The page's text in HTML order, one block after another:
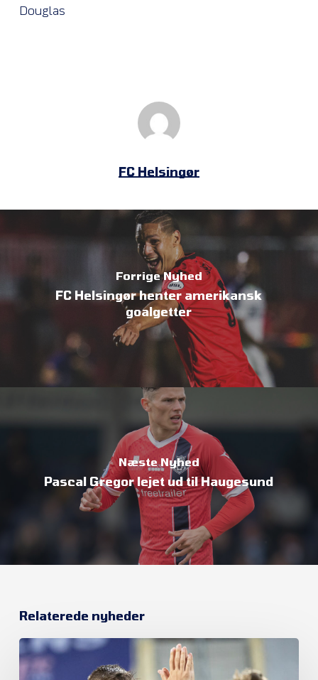
Douglas
FC Helsingør
Forrige Nyhed
FC Helsingør henter amerikansk
goalgetter
Næste Nyhed
Pascal Gregor lejet ud til Haugesund
Relaterede nyheder
FC
Helsingør